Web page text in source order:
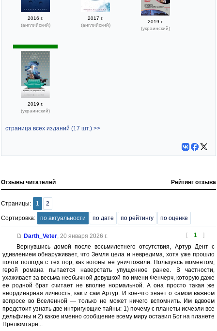
2016 г.
(английский)
2017 г.
(английский)
2019 г.
(украинский)
2019 г.
(украинский)
страница всех изданий (17 шт.) >>
Отзывы читателей Рейтинг отзыва
Страницы: 1 2
Сортировка: по актуальности по дате по рейтингу по оценке
[ 1 ]
Darth_Veter, 20 января 2026 г.
Вернувшись домой после восьмилетнего отсутствия, Артур Дент с
удивлением обнаруживает, что Земля цела и невредима, хотя уже прошло
почти полгода с тех пор, как вогоны ее уничтожили. Пользуясь моментом,
герой романа пытается наверстать упущенное ранее. В частности,
ухаживает за весьма необычной девушкой по имени Фенчерч, которую даже
ее родной брат считает не вполне нормальной. А она просто такая же
неординарная личность, как и сам Артур. И кое-что знает о самом важном
вопросе во Вселенной — только не может ничего вспомнить. Им вдвоем
предстоит узнать две интригующие тайны: 1) почему с планеты исчезли все
дельфины и 2) какое именно сообщение всему миру оставил Бог на планете
Прелюмтарн...